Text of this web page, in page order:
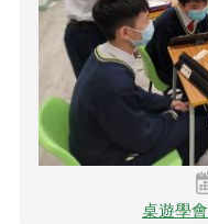
桌遊學